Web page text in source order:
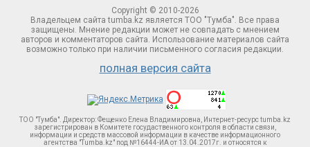
Copyright © 2010-2026
Владельцем сайта tumba.kz является ТОО "Тумба". Все права
защищены. Мнение редакции может не совпадать с мнением
авторов и комментаторов сайта. Использование материалов сайта
возможно только при наличии письменного согласия редакции.
полная версия сайта
ТОО "Тумба". Директор: Фещенко Елена Владимировна, Интернет-ресурс tumba.kz
зарегистрирован в Комитете госудаственного контроля в области связи,
информации и средств массовой информации в качестве информационного
агентства "Tumba.kz" под №16444-ИА от 13.04.2017г. и относятся к